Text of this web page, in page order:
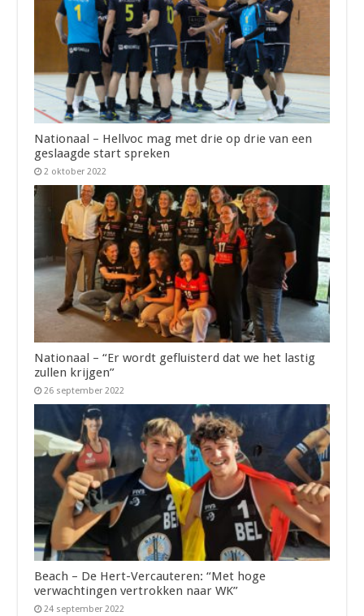
Nationaal – Hellvoc mag met drie op drie van een
geslaagde start spreken
2 oktober 2022
Nationaal – “Er wordt gefluisterd dat we het lastig
zullen krijgen”
26 september 2022
Beach – De Hert-Vercauteren: “Met hoge
verwachtingen vertrokken naar WK”
24 september 2022